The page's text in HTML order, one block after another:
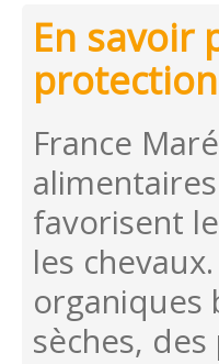
En savoir
France
favorisent
les
organiques
sèches,